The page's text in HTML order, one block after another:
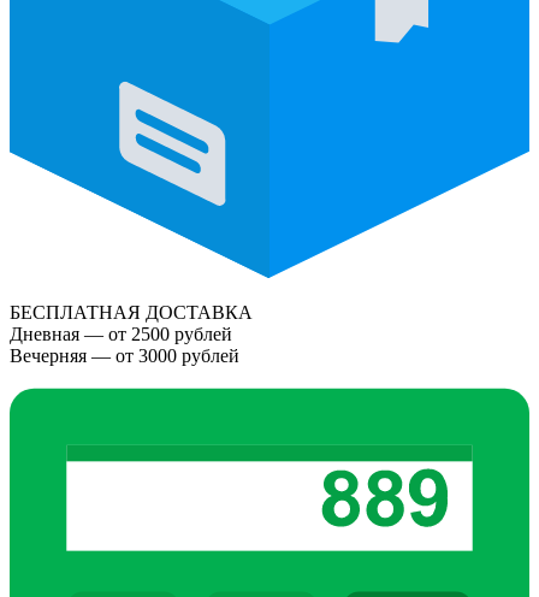
БЕСПЛАТНАЯ ДОСТАВКА
Дневная — от 2500 рублей
Вечерняя — от 3000 рублей